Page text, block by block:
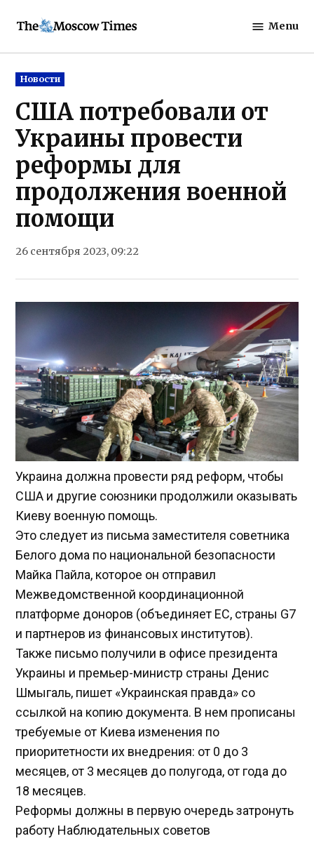
Moscow
Menu
Posted
in
Новости
США потребовали от
Украины провести
реформы для
продолжения военной
помощи
26 сентября 2023, 09:22
Украина должна провести ряд реформ, чтобы
США и другие союзники продолжили оказывать
Киеву военную помощь.
Это следует из письма заместителя советника
Белого дома по национальной безопасности
Майка Пайла, которое он отправил
Межведомственной координационной
платформе доноров (объединяет ЕС, страны G7
и партнеров из финансовых институтов).
Также письмо получили в офисе президента
Украины и премьер-министр страны Денис
Шмыгаль, пишет «Украинская правда» со
ссылкой на копию документа. В нем прописаны
требуемые от Киева изменения по
приоритетности их внедрения: от 0 до 3
месяцев, от 3 месяцев до полугода, от года до
18 месяцев.
Реформы должны в первую очередь затронуть
работу Наблюдательных советов